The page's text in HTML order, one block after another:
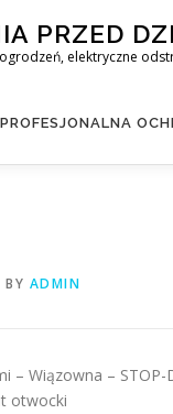
PRZED
elektryczne
PROFESJONALNA
BY ADMIN
– Wiązowna – STOP-
otwocki